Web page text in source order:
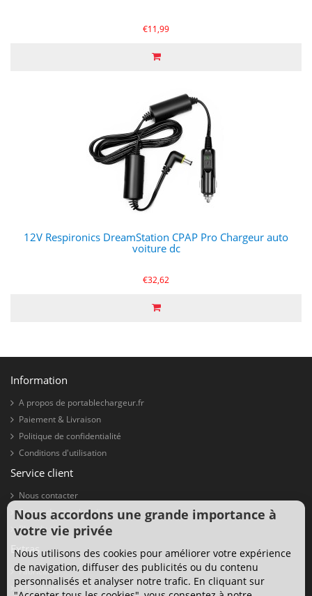
€11,99
12V Respironics DreamStation CPAP Pro Chargeur auto
voiture dc
€32,62
Information
A propos de portablechargeur.fr
Paiement & Livraison
Politique de confidentialité
Conditions d'utilisation
Service client
Nous contacter
Retour de marchandise
Plan du site
Extras
Fabricants
Affiliations
Nous accordons une grande importance à
votre vie privée
Nous utilisons des cookies pour améliorer votre expérience
de navigation, diffuser des publicités ou du contenu
personnalisés et analyser notre trafic. En cliquant sur